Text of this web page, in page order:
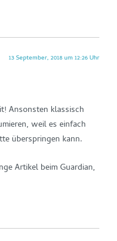
13 September, 2018 um 12:26 Uhr
Ansonsten klassisch
weil es einfach
überspringen kann.
Artikel beim Guardian,